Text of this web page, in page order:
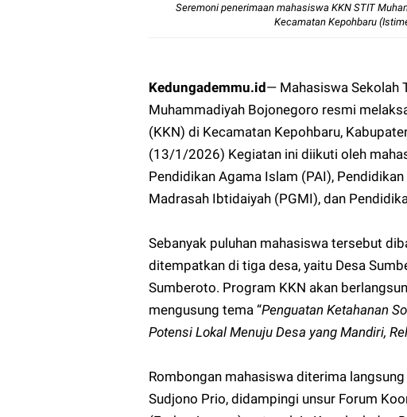
Seremoni penerimaan mahasiswa KKN STIT
Kecamatan Kepohbaru
Kedungademmu.id— Mahasiswa Sekolah
Muhammadiyah Bojonegoro resmi
(KKN) di Kecamatan Kepohbaru,
(13/1/2026) Kegiatan ini diikuti oleh
Pendidikan Agama Islam (PAI),
Madrasah Ibtidaiyah (PGMI), dan
Sebanyak puluhan mahasiswa tersebut
ditempatkan di tiga desa, yaitu Desa
Sumberoto. Program KKN akan
mengusung tema “Penguatan Ketahanan
Potensi Lokal Menuju Desa yang Mandiri,
Rombongan mahasiswa diterima
Sudjono Prio, didampingi unsur Forum